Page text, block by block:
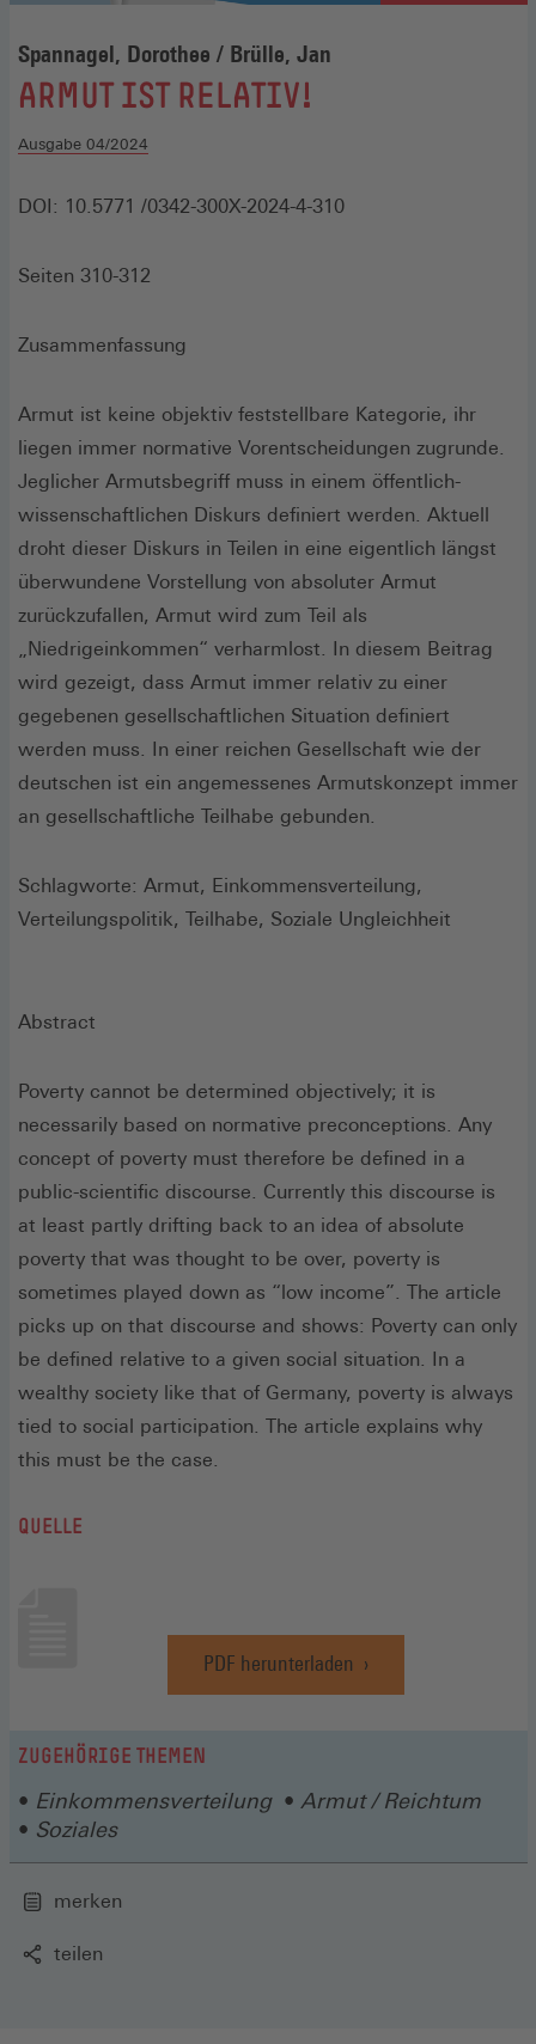
Spannagel, Dorothee / Brülle, Jan
:
ARMUT IST RELATIV!
Ausgabe 04/2024
DOI: 10.5771 /0342-300X-2024-4-310
Seiten 310-312
Zusammenfassung
Armut ist keine objektiv feststellbare Kategorie, ihr
liegen immer normative Vorentscheidungen zugrunde.
Jeglicher Armutsbegriff muss in einem öffentlich-
wissenschaftlichen Diskurs definiert werden. Aktuell
droht dieser Diskurs in Teilen in eine eigentlich längst
überwundene Vorstellung von absoluter Armut
zurückzufallen, Armut wird zum Teil als
„Niedrigeinkommen“ verharmlost. In diesem Beitrag
wird gezeigt, dass Armut immer relativ zu einer
gegebenen gesellschaftlichen Situation definiert
werden muss. In einer reichen Gesellschaft wie der
deutschen ist ein angemessenes Armutskonzept immer
an gesellschaftliche Teilhabe gebunden.
Schlagworte: Armut, Einkommensverteilung,
Verteilungspolitik, Teilhabe, Soziale Ungleichheit
Abstract
Poverty cannot be determined objectively; it is
necessarily based on normative preconceptions. Any
concept of poverty must therefore be defined in a
public-scientific discourse. Currently this discourse is
at least partly drifting back to an idea of absolute
poverty that was thought to be over, poverty is
sometimes played down as “low income”. The article
picks up on that discourse and shows: Poverty can only
be defined relative to a given social situation. In a
wealthy society like that of Germany, poverty is always
tied to social participation. The article explains why
this must be the case.
QUELLE
PDF herunterladen
(Öffnet
in
ZUGEHÖRIGE THEMEN
Einkommensverteilung
Armut / Reichtum
Soziales
merken
teilen